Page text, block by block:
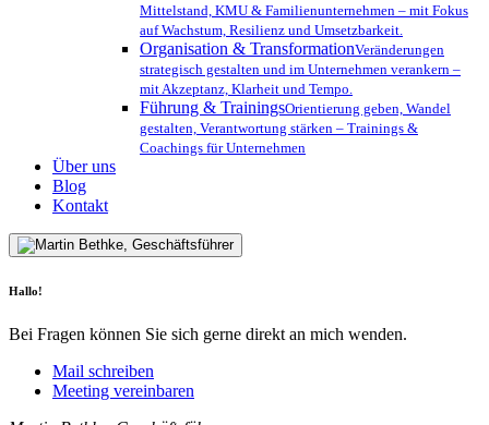
Mittelstand, KMU & Familienunternehmen – mit Fokus
auf Wachstum, Resilienz und Umsetzbarkeit.
Organisation & TransformationVeränderungen
strategisch gestalten und im Unternehmen verankern –
mit Akzeptanz, Klarheit und Tempo.
Führung & TrainingsOrientierung geben, Wandel
gestalten, Verantwortung stärken – Trainings &
Coachings für Unternehmen
Über uns
Blog
Kontakt
Hallo!
Bei Fragen können Sie sich gerne direkt an mich wenden.
Mail schreiben
Meeting vereinbaren